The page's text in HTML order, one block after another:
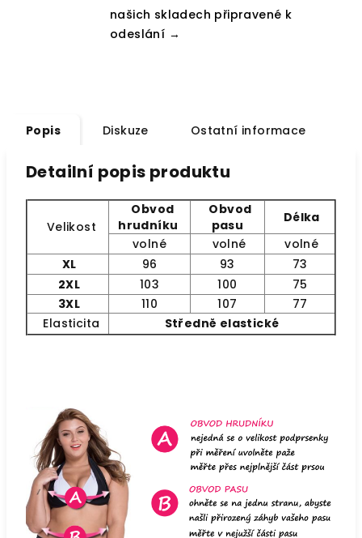
našich skladech připravené k
odeslání →
Popis Diskuze Ostatní informace
Detailní popis produktu
Velikost
Obvod
hrudníku
Obvod
pasu
Délka
volné
volné
volné
XL
96 93
73
2XL
103 100
75
3XL
110 107
77
Elasticita
Středně elastické